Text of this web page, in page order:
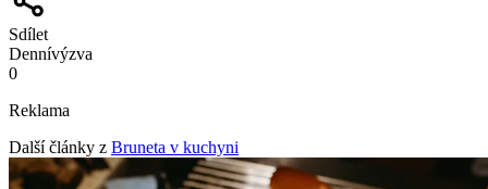
Sdílet
Dennívýzva
0
Reklama
Další články z Bruneta v kuchyni